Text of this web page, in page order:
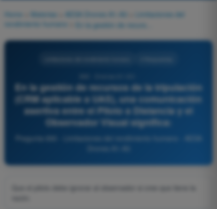
Home Materias AESA Drones A1-A3
Limitaciones del
rendimiento humano
En la gestión de recursos de la tripulación
(CRM aplicable a UAS), una comunicación
asertiva entre el Piloto a Distancia y el
Observador Visual significa: